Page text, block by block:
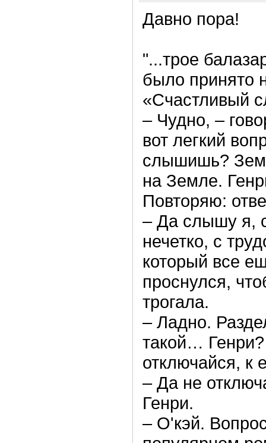
Давно пора!
"...трое
было принято
«Счастливый
– Чудно, –
вот легкий
слышишь?
на Земле.
Повторяю:
– Да слышу я,
нечетко, с
который все
проснулся,
трогала.
– Ладно.
такой…
отключайся, к
– Да не
Генри.
– О'кэй.